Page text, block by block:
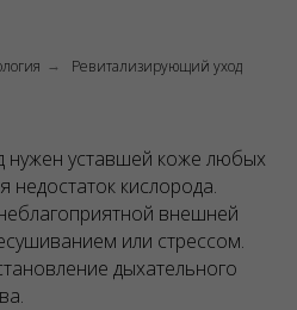
→ Ревитализирующий уход
нужен уставшей коже любых
недостаток кислорода.
внешней
или стрессом.
дыхательного